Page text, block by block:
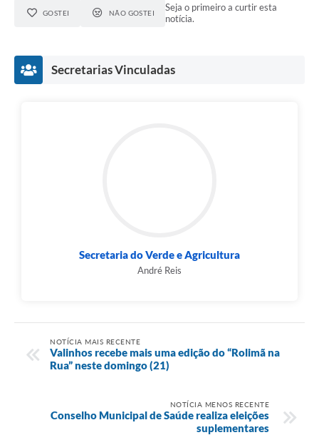
GOSTEI NÃO GOSTEI
Seja o primeiro a curtir esta
notícia.
Secretarias Vinculadas
Secretaria do Verde e Agricultura
André Reis
NOTÍCIA MAIS RECENTE
Valinhos recebe mais uma edição do “Rolimã na
Rua” neste domingo (21)
NOTÍCIA MENOS RECENTE
Conselho Municipal de Saúde realiza eleições
suplementares